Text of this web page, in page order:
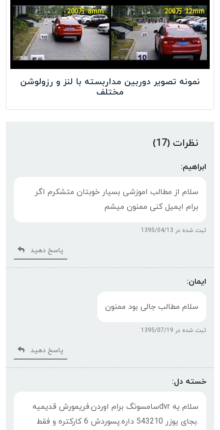
نمونه تصویر دوربین مداربسته با لنز و رزولوشن
مختلف
نظرات (17)
ابراهیم:
سلام از مطالب اموزشی بسیار خوبتان متشکرم اگر
برام ایمیل کنی ممنون میشم
ثبت شده در 1395/04/13
پاسخ دهید
ایمان:
سلام مطالب جالی بود ممنون
ثبت شده در 1395/07/19
پاسخ دهید
خسته دل:
سلام یه dvrسامسونگ برام اوردن.فریمورش قدیمیه
.بجای یوزر 543210 داره.پسوردش 6 کارکتره و فقط